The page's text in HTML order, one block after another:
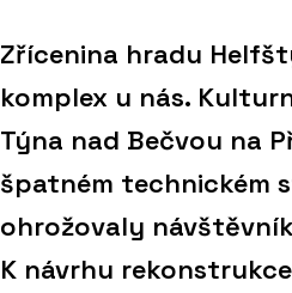
Zřícenina hradu
komplex u nás.
Týna nad Bečvou na
špatném technickém
ohrožovaly
K návrhu